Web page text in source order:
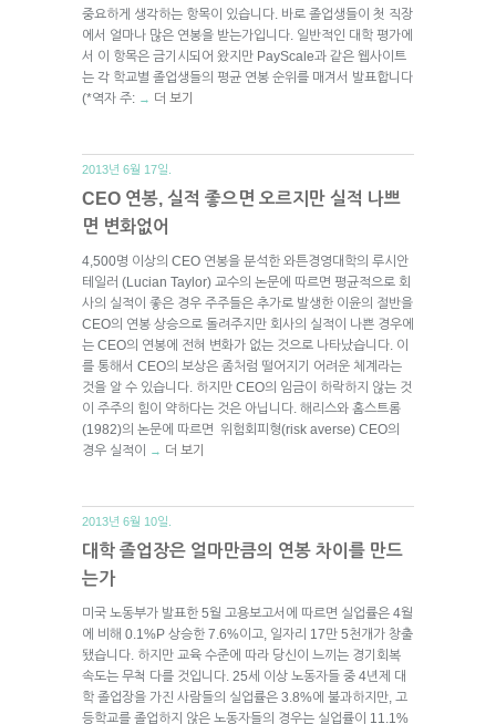
중요하게 생각하는 항목이 있습니다. 바로 졸업생들이 첫 직장
에서 얼마나 많은 연봉을 받는가입니다. 일반적인 대학 평가에
서 이 항목은 금기시되어 왔지만 PayScale과 같은 웹사이트
는 각 학교별 졸업생들의 평균 연봉 순위를 매겨서 발표합니다
(*역자 주: → 더 보기
2013년 6월 17일.
CEO 연봉, 실적 좋으면 오르지만 실적 나쁘
면 변화없어
4,500명 이상의 CEO 연봉을 분석한 와튼경영대학의 루시안
테일러 (Lucian Taylor) 교수의 논문에 따르면 평균적으로 회
사의 실적이 좋은 경우 주주들은 추가로 발생한 이윤의 절반을
CEO의 연봉 상승으로 돌려주지만 회사의 실적이 나쁜 경우에
는 CEO의 연봉에 전혀 변화가 없는 것으로 나타났습니다. 이
를 통해서 CEO의 보상은 좀처럼 떨어지기 어려운 체계라는
것을 알 수 있습니다. 하지만 CEO의 임금이 하락하지 않는 것
이 주주의 힘이 약하다는 것은 아닙니다. 해리스와 홈스트롬
(1982)의 논문에 따르면 위험회피형(risk averse) CEO의
경우 실적이
→ 더 보기
2013년 6월 10일.
대학 졸업장은 얼마만큼의 연봉 차이를 만드
는가
미국 노동부가 발표한 5월 고용보고서에 따르면 실업률은 4월
에 비해 0.1%P 상승한 7.6%이고, 일자리 17만 5천개가 창출
됐습니다. 하지만 교육 수준에 따라 당신이 느끼는 경기회복
속도는 무척 다를 것입니다. 25세 이상 노동자들 중 4년제 대
학 졸업장을 가진 사람들의 실업률은 3.8%에 불과하지만, 고
등학교를 졸업하지 않은 노동자들의 경우는 실업률이 11.1%